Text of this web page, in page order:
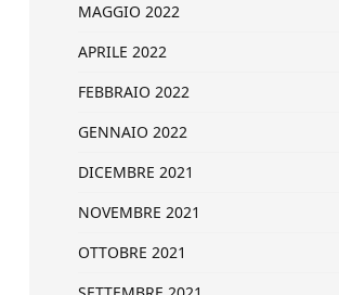
MAGGIO 2022
APRILE 2022
FEBBRAIO 2022
GENNAIO 2022
DICEMBRE 2021
NOVEMBRE 2021
OTTOBRE 2021